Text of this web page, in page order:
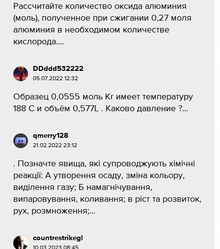
Рассчитайте количество оксида алюминия
(моль), полученное при сжигании 0,27 моля
алюминия в необходимом количестве
кислорода....
DDddd532222
05.07.2022 12:32
Образец 0,0555 моль Kr имеет температуру
188 C и объём 0,577L . Каково давление ?...
qmerry128
21.02.2022 23:12
. Позначте явища, які супроводжують хімічні
реакції: А утворення осаду, зміна кольору,
виділення газу; Б намагнічування,
випаровування, коливання; в ріст та розвиток,
рух, розмноження;...
countrestrikegl